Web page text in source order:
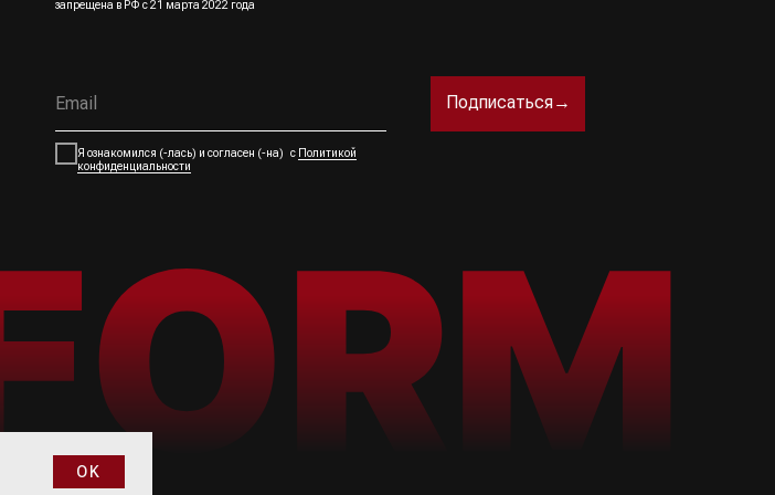
Я ознакомился (-лась) и согласен (-на) с
Политикой
конфиденциальности
запрещена в РФ с 21 марта 2022 года
Подписаться→
OK